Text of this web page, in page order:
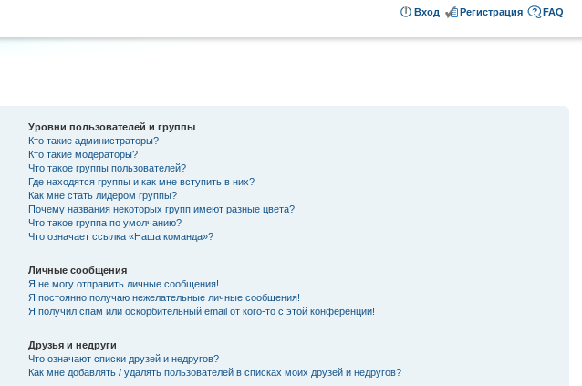
FAQ
Регистрация
Вход
Уровни пользователей и группы
Кто такие администраторы?
Кто такие модераторы?
Что такое группы пользователей?
Где находятся группы и как мне вступить в них?
Как мне стать лидером группы?
Почему названия некоторых групп имеют разные цвета?
Что такое группа по умолчанию?
Что означает ссылка «Наша команда»?
Личные сообщения
Я не могу отправить личные сообщения!
Я постоянно получаю нежелательные личные сообщения!
Я получил спам или оскорбительный email от кого-то с этой конференции!
Друзья и недруги
Что означают списки друзей и недругов?
Как мне добавлять / удалять пользователей в списках моих друзей и недругов?